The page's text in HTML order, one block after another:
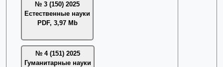
№ 3 (150) 2025
Естественные науки
PDF, 3,97 Mb
№ 4 (151) 2025
Гуманитарные науки